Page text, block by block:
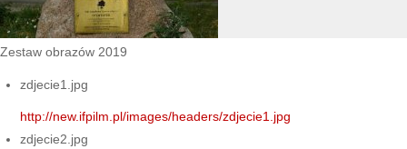
Zestaw obrazów 2019
zdjecie1.jpg
http://new.ifpilm.pl/images/headers/zdjecie1.jpg
zdjecie2.jpg